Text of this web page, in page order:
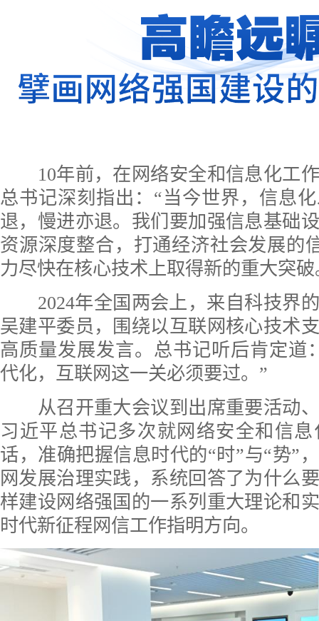
10年前，在网络安全和信息化工作
总书记深刻指出：“当今世界，信息
退，慢进亦退。我们要加强信息基础
资源深度整合，打通经济社会发展的
力尽快在核心技术上取得新的重大突破
2024年全国两会上，来自科技界
吴建平委员，围绕以互联网核心技术
高质量发展发言。总书记听后肯定道
代化，互联网这一关必须要过。”
从召开重大会议到出席重要活动、
习近平总书记多次就网络安全和信
话，准确把握信息时代的“时”与“势”
网发展治理实践，系统回答了为什么
样建设网络强国的一系列重大理论和
时代新征程网信工作指明方向。